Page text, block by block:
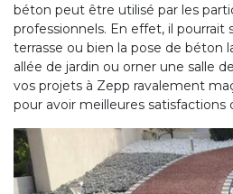
béton peut être utilisé par les
professionnels. En effet, il pourrait
terrasse ou bien la pose de béton
allée de jardin ou orner une salle
vos projets à Zepp ravalement
pour avoir meilleures satisfactions